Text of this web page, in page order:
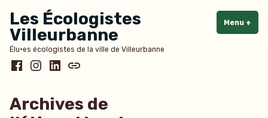
au
contenu
Les Écologistes
Villeurbanne
Élu·es écologistes de la ville de Villeurbanne
Menu +
Facebook
Instagram
LinkedInBluesky
Archives de